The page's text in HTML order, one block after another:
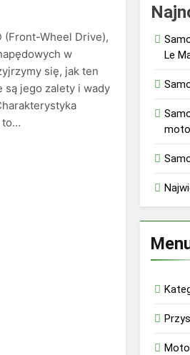
(Front-Wheel Drive),
w
się, jak ten
są jego zalety i wady
to…
Le